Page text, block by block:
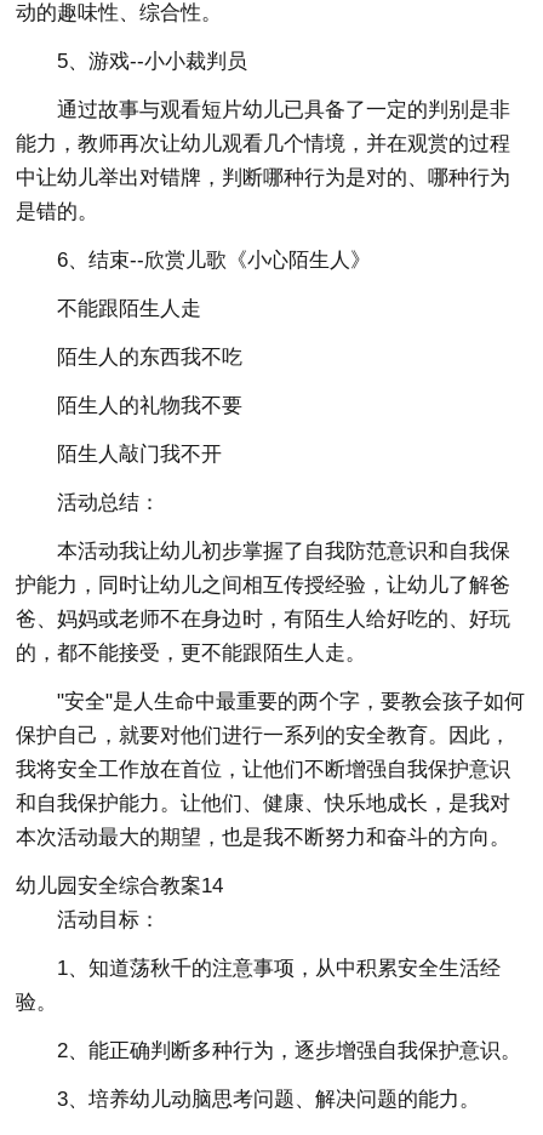
动的趣味性、综合性。
5、游戏--小小裁判员
通过故事与观看短片幼儿已具备了一定的判别是非
能力，教师再次让幼儿观看几个情境，并在观赏的过程
中让幼儿举出对错牌，判断哪种行为是对的、哪种行为
是错的。
6、结束--欣赏儿歌《小心陌生人》
不能跟陌生人走
陌生人的东西我不吃
陌生人的礼物我不要
陌生人敲门我不开
活动总结：
本活动我让幼儿初步掌握了自我防范意识和自我保
护能力，同时让幼儿之间相互传授经验，让幼儿了解爸
爸、妈妈或老师不在身边时，有陌生人给好吃的、好玩
的，都不能接受，更不能跟陌生人走。
"安全"是人生命中最重要的两个字，要教会孩子如何
保护自己，就要对他们进行一系列的安全教育。因此，
我将安全工作放在首位，让他们不断增强自我保护意识
和自我保护能力。让他们、健康、快乐地成长，是我对
本次活动最大的期望，也是我不断努力和奋斗的方向。
幼儿园安全综合教案14
活动目标：
1、知道荡秋千的注意事项，从中积累安全生活经
验。
2、能正确判断多种行为，逐步增强自我保护意识。
3、培养幼儿动脑思考问题、解决问题的能力。